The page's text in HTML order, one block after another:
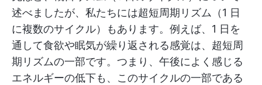
述べましたが、私たちには超短周期リズム（1 日
に複数のサイクル）もあります。例えば、1 日を
通して食欲や眠気が繰り返される感覚は、超短周
期リズムの一部です。つまり、午後によく感じる
エネルギーの低下も、このサイクルの一部である